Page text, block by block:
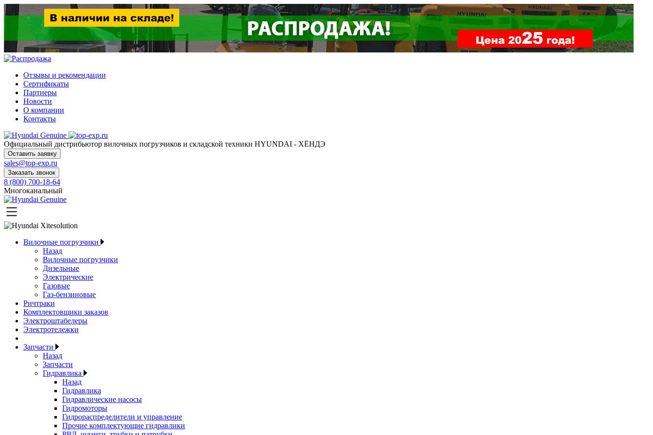
Отзывы и рекомендации
Сертификаты
Партнеры
Новости
О компании
Контакты
Официальный дистрибьютор вилочных погрузчиков и складской техники HYUNDAI - ХЁНДЭ
Оставить заявку
sales@top-exp.ru
Заказать звонок
8 (800) 700-18-64
Многоканальный
Вилочные погрузчики
Назад
Вилочные погрузчики
Дизельные
Электрические
Газовые
Газ-бензиновые
Ричтраки
Комплектовщики заказов
Электроштабелеры
Электротележки
Запчасти
Назад
Запчасти
Гидравлика
Назад
Гидравлика
Гидравлические насосы
Гидромоторы
Гидрораспределители и управление
Прочие комплектующие гидравлики